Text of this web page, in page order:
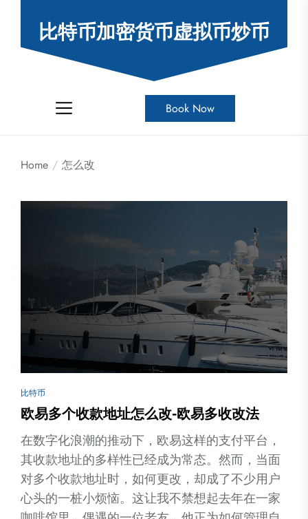
比特币加密货币虚拟币炒币
Book Now
Home 怎么改
比特币
欧易多个收款地址怎么改-欧易多收改法
在数字化浪潮的推动下，欧易这样的支付平台，
其收款地址的多样性已经成为常态。然而，当面
对多个收款地址时，如何更改，却成了不少用户
心头的一桩小烦恼。这让我不禁想起去年在一家